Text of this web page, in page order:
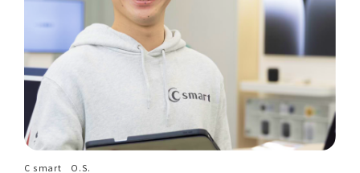
C smart O.S.